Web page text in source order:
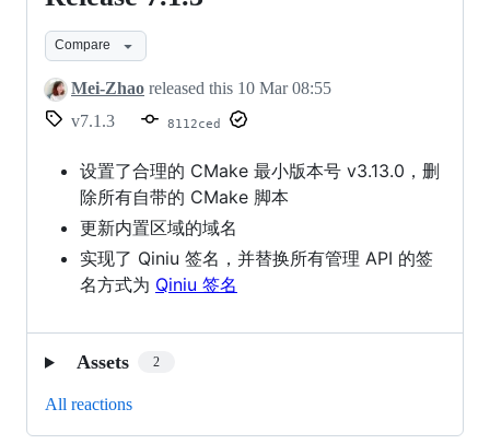
7.1.3
Compare
Mei-Zhao released this 10 Mar 08:55
v7.1.3
8112ced
设置了合理的 CMake 最小版本号 v3.13.0，删
除所有自带的 CMake 脚本
更新内置区域的域名
实现了 Qiniu 签名，并替换所有管理 API 的签
名方式为 Qiniu 签名
Assets 2
All reactions